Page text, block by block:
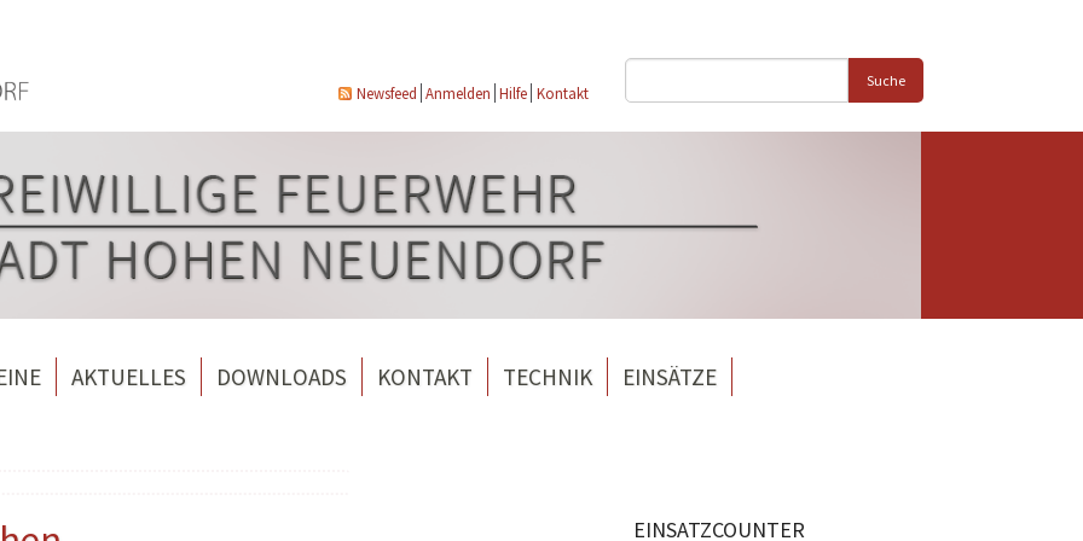
Newsfeed Anmelden Hilfe Kontakt
Suche
AKTUELLES DOWNLOADS KONTAKT TECHNIK EINSÄTZE
EINSATZCOUNTER